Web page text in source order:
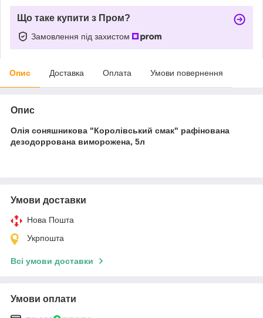
Що таке купити з Пром?
Замовлення під захистом
Опис Доставка Оплата Умови повернення
Опис
Олія соняшникова "Королівський смак" рафінована
дезодоррована виморожена, 5л
Умови доставки
Нова Пошта
Укрпошта
Всі умови доставки
Умови оплати